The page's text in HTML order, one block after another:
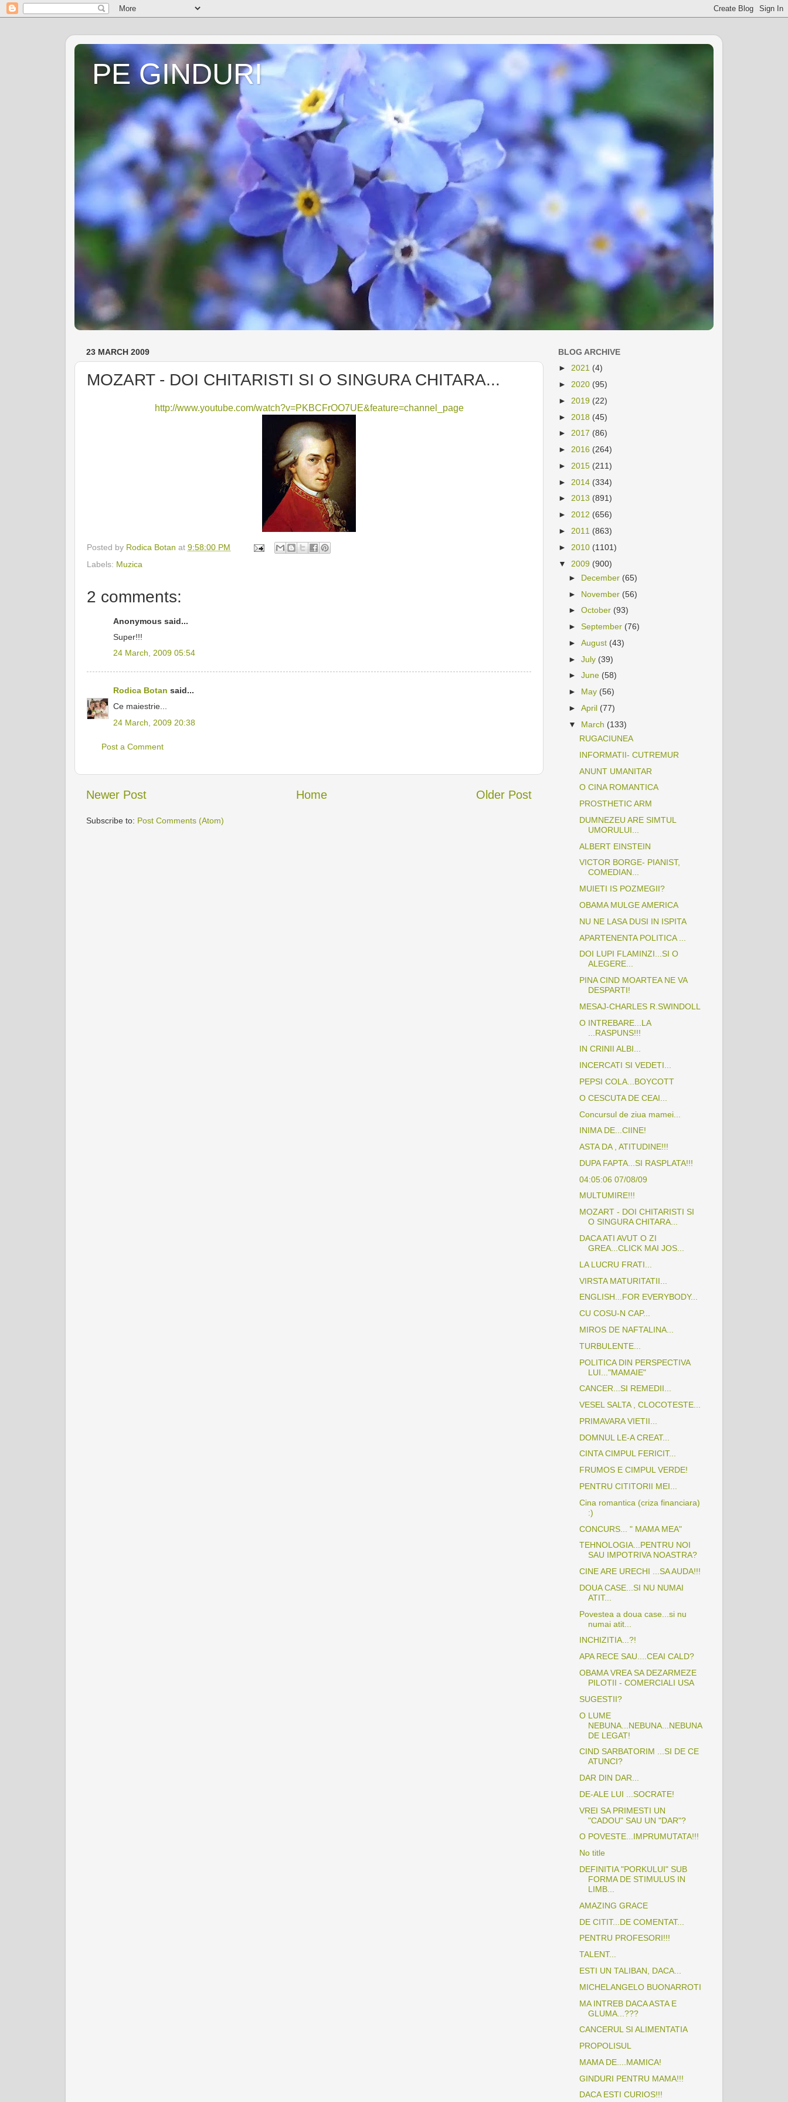
PE GINDURI
23 MARCH 2009
MOZART - DOI CHITARISTI SI O SINGURA CHITARA...
http://www.youtube.com/watch?v=PKBCFrOO7UE&feature=channel_page
Posted by Rodica Botan at 9:58:00 PM
Labels: Muzica
2 comments:
Anonymous said...
Super!!!
24 March, 2009 05:54
Rodica Botan said...
Ce maiestrie...
24 March, 2009 20:38
Post a Comment
Newer Post Older Post
Home
Subscribe to: Post Comments (Atom)
BLOG ARCHIVE
► 2021 (4)
► 2020 (95)
► 2019 (22)
► 2018 (45)
► 2017 (86)
► 2016 (264)
► 2015 (211)
► 2014 (334)
► 2013 (891)
► 2012 (656)
► 2011 (863)
► 2010 (1101)
▼ 2009 (900)
► December (65)
► November (56)
►October (93)
►September (76)
►August (43)
►July (39)
►June (58)
► May (56)
►April (77)
▼ March (133)
RUGACIUNEA
INFORMATII- CUTREMUR
ANUNT UMANITAR
O CINA ROMANTICA
PROSTHETIC ARM
DUMNEZEU ARE SIMTUL
UMORULUI...
ALBERT EINSTEIN
VICTOR BORGE- PIANIST,
COMEDIAN...
MUIETI IS POZMEGII?
OBAMA MULGE AMERICA
NU NE LASA DUSI IN ISPITA
APARTENENTA POLITICA ...
DOI LUPI FLAMINZI...SI O
ALEGERE...
PINA CIND MOARTEA NE VA
DESPARTI!
MESAJ-CHARLES R.SWINDOLL
O INTREBARE...LA
...RASPUNS!!!
IN CRINII ALBI...
INCERCATI SI VEDETI...
PEPSI COLA...BOYCOTT
O CESCUTA DE CEAI...
Concursul de ziua mamei...
INIMA DE...CIINE!
ASTA DA , ATITUDINE!!!
DUPA FAPTA...SI RASPLATA!!!
04:05:06 07/08/09
MULTUMIRE!!!
MOZART - DOI CHITARISTI SI
O SINGURA CHITARA...
DACA ATI AVUT O ZI
GREA...CLICK MAI JOS...
LA LUCRU FRATI...
VIRSTA MATURITATII...
ENGLISH...FOR EVERYBODY...
CU COSU-N CAP...
MIROS DE NAFTALINA...
TURBULENTE...
POLITICA DIN PERSPECTIVA
LUI..."MAMAIE"
CANCER...SI REMEDII...
VESEL SALTA , CLOCOTESTE...
PRIMAVARA VIETII...
DOMNUL LE-A CREAT...
CINTA CIMPUL FERICIT...
FRUMOS E CIMPUL VERDE!
PENTRU CITITORII MEI...
Cina romantica (criza financiara)
:)
CONCURS... " MAMA MEA"
TEHNOLOGIA...PENTRU NOI
SAU IMPOTRIVA NOASTRA?
CINE ARE URECHI ...SA AUDA!!!
DOUA CASE...SI NU NUMAI
ATIT...
Povestea a doua case...si nu
numai atit...
INCHIZITIA...?!
APA RECE SAU....CEAI CALD?
OBAMA VREA SA DEZARMEZE
PILOTII - COMERCIALI USA
SUGESTII?
O LUME
NEBUNA...NEBUNA...NEBUNA
DE LEGAT!
CIND SARBATORIM ...SI DE CE
ATUNCI?
DAR DIN DAR...
DE-ALE LUI ...SOCRATE!
VREI SA PRIMESTI UN
"CADOU" SAU UN "DAR"?
O POVESTE...IMPRUMUTATA!!!
No title
DEFINITIA "PORKULUI" SUB
FORMA DE STIMULUS IN
LIMB...
AMAZING GRACE
DE CITIT...DE COMENTAT...
PENTRU PROFESORI!!!
TALENT...
ESTI UN TALIBAN, DACA...
MICHELANGELO BUONARROTI
MA INTREB DACA ASTA E
GLUMA...???
CANCERUL SI ALIMENTATIA
PROPOLISUL
MAMA DE....MAMICA!
GINDURI PENTRU MAMA!!!
DACA ESTI CURIOS!!!